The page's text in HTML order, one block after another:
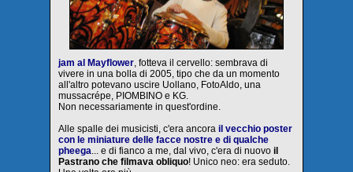
jam al Mayflower, fotteva il cervello: sembrava di
vivere in una bolla di 2005, tipo che da un momento
all'altro potevano uscire Uollano, FotoAldo, una
mussacrépe, PIOMBINO e KG.
Non necessariamente in quest'ordine.
Alle spalle dei musicisti, c'era ancora il vecchio poster
con le miniature delle facce nostre e di qualche
pheega... e di fianco a me, dal vivo, c'era di nuovo il
Pastrano che filmava obliquo! Unico neo: era seduto.